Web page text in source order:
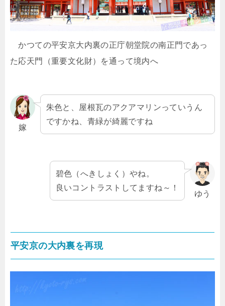
かつての平安京大内裏の正庁朝堂院の南正門であっ
た応天門（重要文化財）を通って境内へ
嫁
朱色と、屋根瓦のアクアマリンっていうん
ですかね、青緑が綺麗ですね
ゆう
碧色（へきしょく）やね。
良いコントラストしてますね～！
平安京の大内裏を再現